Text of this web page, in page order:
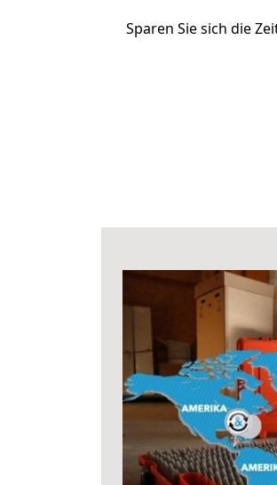
Sparen Sie sich die